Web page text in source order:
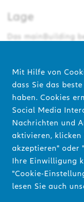
Mit Hilfe von
dass Sie das
haben. Cookies
Social Media
Nachrichten und
aktivieren, klicken
akzeptieren" oder
Ihre Einwilligung
"Cookie-
lesen Sie auch
Lage
Das mainBuilding
der Alten Oper. Es
Bankenviertels.
internationale
schließen sich
Zwischen
Altbauten auf
Hochhäuser. Doch
Ambiente und die